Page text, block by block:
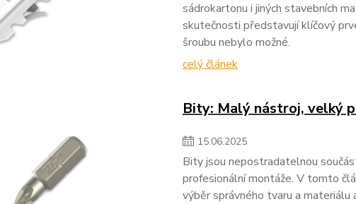
sádrokartonu i jiných stavebních
skutečnosti představují klíčový
šroubu nebylo možné.
celý článek
Bity: Malý nástroj, velký
15.06.2025
Bity jsou nepostradatelnou
profesionální montáže. V tomto
výběr správného tvaru a